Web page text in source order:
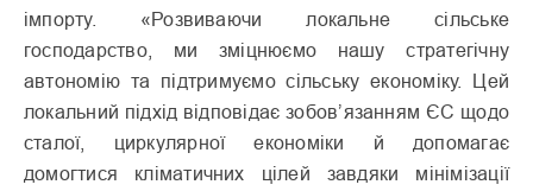
імпорту. «Розвиваючи локальне сільське
господарство, ми зміцнюємо нашу стратегічну
автономію та підтримуємо сільську економіку. Цей
локальний підхід відповідає зобов’язанням ЄС щодо
сталої, циркулярної економіки й допомагає
домогтися кліматичних цілей завдяки мінімізації